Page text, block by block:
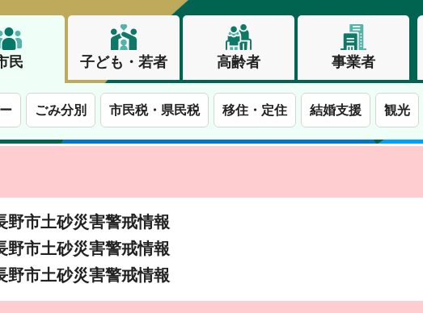
民 子ども・若者 高齢者 事業者
ごみ分別 市民税・県民税 移住・定住 結婚支援 観光
野市土砂災害警戒情報
野市土砂災害警戒情報
野市土砂災害警戒情報